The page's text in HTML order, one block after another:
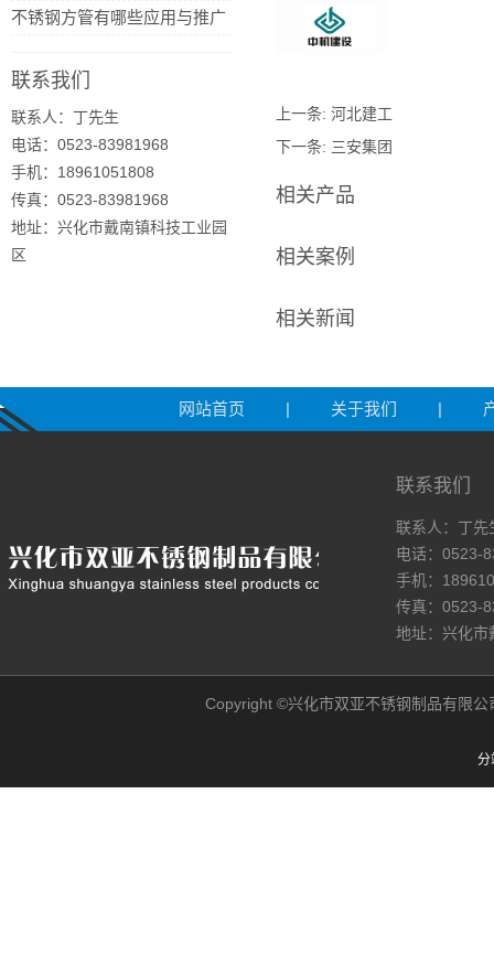
不锈钢方管有哪些应用与推广
联系我们
联系人：丁先生
电话：0523-83981968
手机：18961051808
传真：0523-83981968
地址：兴化市戴南镇科技工业园
区
上一条: 河北建工
下一条: 三安集团
相关产品
相关案例
相关新闻
网站首页 | 关于我们 |
联系我们
联系人：丁先
电话：0523-
手机：
传真：0523-
地址：兴化市
Copyright ©兴化市双亚不锈钢制品有限
分